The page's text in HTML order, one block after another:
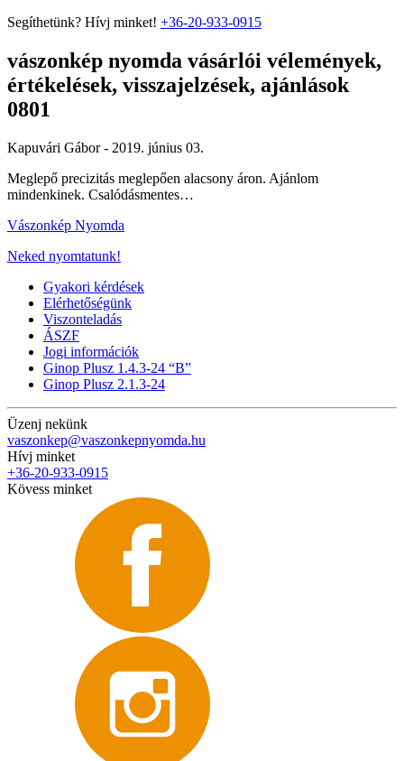
Segíthetünk? Hívj minket! +36-20-933-0915
vászonkép nyomda vásárlói vélemények,
értékelések, visszajelzések, ajánlások
0801
Kapuvári Gábor - 2019. június 03.
Meglepő precizitás meglepően alacsony áron. Ajánlom
mindenkinek. Csalódásmentes…
Vászonkép Nyomda
Neked nyomtatunk!
Gyakori kérdések
Elérhetőségünk
Viszonteladás
ÁSZF
Jogi információk
Ginop Plusz 1.4.3-24 “B”
Ginop Plusz 2.1.3-24
Üzenj nekünk
vaszonkep@vaszonkepnyomda.hu
Hívj minket
+36-20-933-0915
Kövess minket